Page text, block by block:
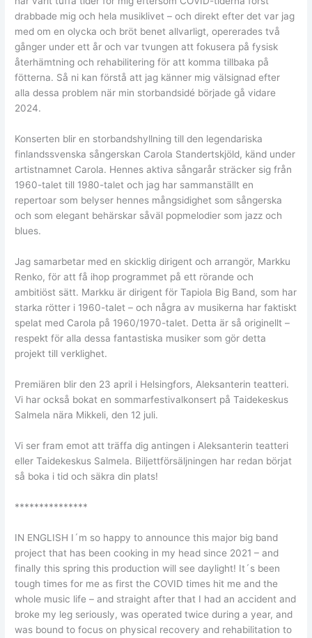
drabbade mig och hela musiklivet – och direkt efter det var jag
med om en olycka och bröt benet allvarligt, opererades två
gånger under ett år och var tvungen att fokusera på fysisk
återhämtning och rehabilitering för att komma tillbaka på
fötterna. Så ni kan förstå att jag känner mig välsignad efter
alla dessa problem när min storbandsidé började gå vidare
2024.
Konserten blir en storbandshyllning till den legendariska
finlandssvenska sångerskan Carola Standertskjöld, känd under
artistnamnet Carola. Hennes aktiva sångarår sträcker sig från
1960-talet till 1980-talet och jag har sammanställt en
repertoar som belyser hennes mångsidighet som sångerska
och som elegant behärskar såväl popmelodier som jazz och
blues.
Jag samarbetar med en skicklig dirigent och arrangör, Markku
Renko, för att få ihop programmet på ett rörande och
ambitiöst sätt. Markku är dirigent för Tapiola Big Band, som har
starka rötter i 1960-talet – och några av musikerna har faktiskt
spelat med Carola på 1960/1970-talet. Detta är så originellt –
respekt för alla dessa fantastiska musiker som gör detta
projekt till verklighet.
Premiären blir den 23 april i Helsingfors, Aleksanterin teatteri.
Vi har också bokat en sommarfestivalkonsert på Taidekeskus
Salmela nära Mikkeli, den 12 juli.
Vi ser fram emot att träffa dig antingen i Aleksanterin teatteri
eller Taidekeskus Salmela. Biljettförsäljningen har redan börjat
så boka i tid och säkra din plats!
***************
IN ENGLISH I´m so happy to announce this major big band
project that has been cooking in my head since 2021 – and
finally this spring this production will see daylight! It´s been
tough times for me as first the COVID times hit me and the
whole music life – and straight after that I had an accident and
broke my leg seriously, was operated twice during a year, and
was bound to focus on physical recovery and rehabilitation to